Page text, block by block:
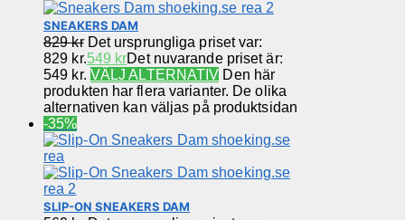
SNEAKERS DAM
829kr Det ursprungliga priset var:
829 kr.549 krDet nuvarande priset är:
549 kr. VÄLJ ALTERNATIV Den här
produkten har flera varianter. De olika
alternativen kan väljas på produktsidan
-35%
SLIP-ON SNEAKERS DAM